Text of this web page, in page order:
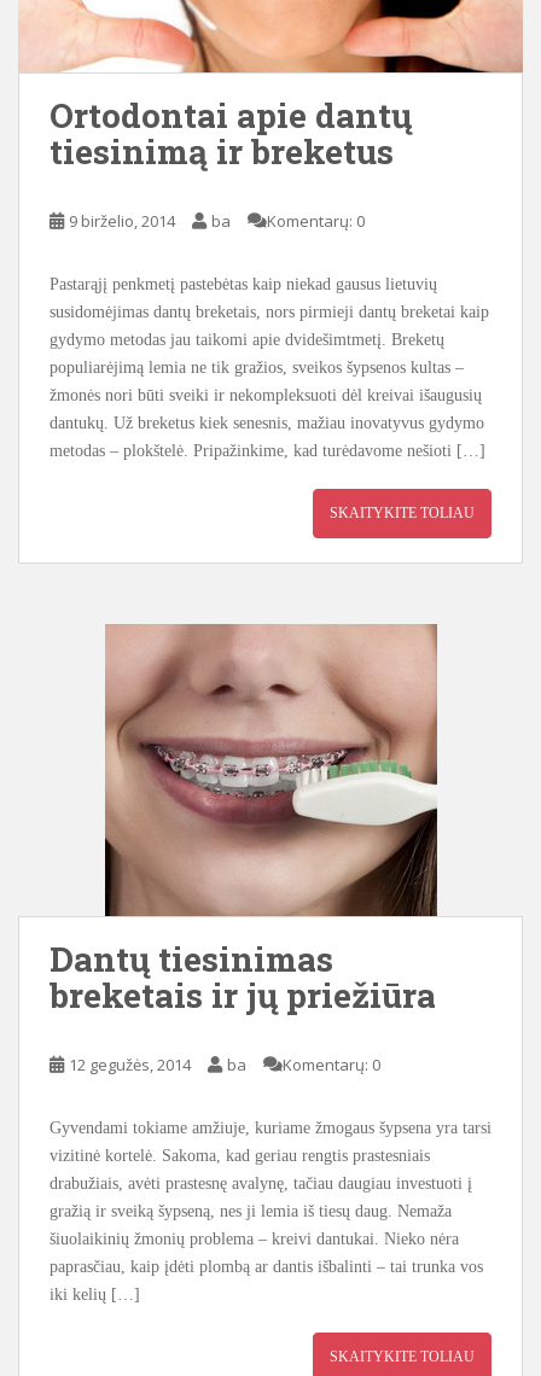
Ortodontai apie dantų
tiesinimą ir breketus
9 birželio, 2014 ba Komentarų: 0
Pastarąjį penkmetį pastebėtas kaip niekad gausus lietuvių
susidomėjimas dantų breketais, nors pirmieji dantų breketai kaip
gydymo metodas jau taikomi apie dvidešimtmetį. Breketų
populiarėjimą lemia ne tik gražios, sveikos šypsenos kultas –
žmonės nori būti sveiki ir nekompleksuoti dėl kreivai išaugusių
dantukų. Už breketus kiek senesnis, mažiau inovatyvus gydymo
metodas – plokštelė. Pripažinkime, kad turėdavome nešioti […]
SKAITYKITE TOLIAU
Dantų tiesinimas
breketais ir jų priežiūra
12 gegužės, 2014 ba Komentarų: 0
Gyvendami tokiame amžiuje, kuriame žmogaus šypsena yra tarsi
vizitinė kortelė. Sakoma, kad geriau rengtis prastesniais
drabužiais, avėti prastesnę avalynę, tačiau daugiau investuoti į
gražią ir sveiką šypseną, nes ji lemia iš tiesų daug. Nemaža
šiuolaikinių žmonių problema – kreivi dantukai. Nieko nėra
paprasčiau, kaip įdėti plombą ar dantis išbalinti – tai trunka vos
iki kelių […]
SKAITYKITE TOLIAU